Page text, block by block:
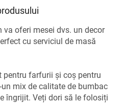
va oferi mesei dvs. un decor
cu serviciul de masă
pentru farfurii și coș pentru
mix de calitate de bumbac
îngrijit. Veți dori să le folosiți